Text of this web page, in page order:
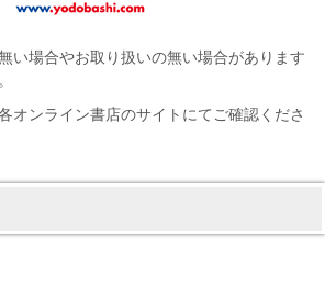
い場合やお取り扱いの無い場合があります
オンライン書店のサイトにてご確認くださ